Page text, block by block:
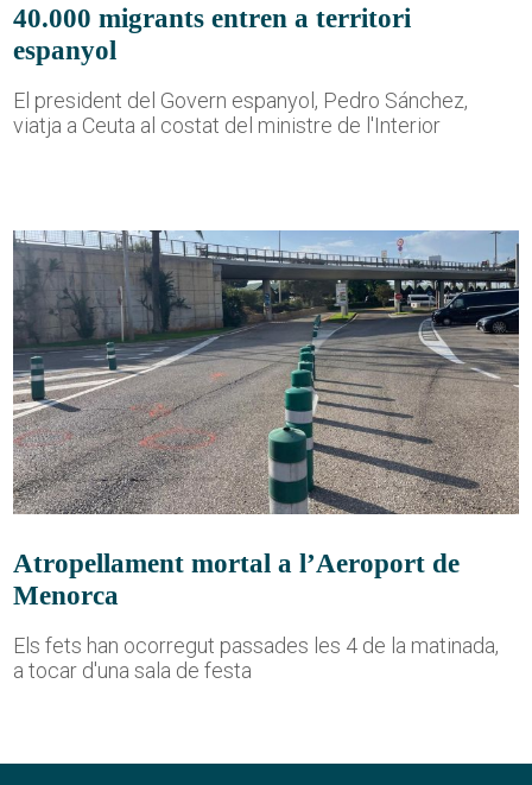
40.000 migrants entren a territori
espanyol
El president del Govern espanyol, Pedro Sánchez,
viatja a Ceuta al costat del ministre de l'Interior
Atropellament mortal a l’Aeroport de
Menorca
Els fets han ocorregut passades les 4 de la matinada,
a tocar d'una sala de festa